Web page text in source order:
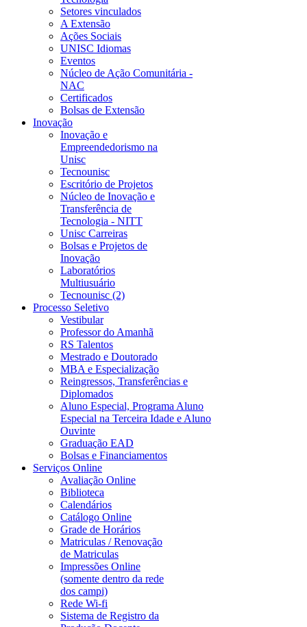
Setores vinculados
A Extensão
Ações Sociais
UNISC Idiomas
Eventos
Núcleo de Ação Comunitária -
NAC
Certificados
Bolsas de Extensão
Inovação
Inovação e
Empreendedorismo na
Unisc
Tecnounisc
Escritório de Projetos
Núcleo de Inovação e
Transferência de
Tecnologia - NITT
Unisc Carreiras
Bolsas e Projetos de
Inovação
Laboratórios
Multiusuário
Tecnounisc (2)
Processo Seletivo
Vestibular
Professor do Amanhã
RS Talentos
Mestrado e Doutorado
MBA e Especialização
Reingressos, Transferências e
Diplomados
Aluno Especial, Programa Aluno
Especial na Terceira Idade e Aluno
Ouvinte
Graduação EAD
Bolsas e Financiamentos
Serviços Online
Avaliação Online
Biblioteca
Calendários
Catálogo Online
Grade de Horários
Matriculas / Renovação
de Matriculas
Impressões Online
(somente dentro da rede
dos campi)
Rede Wi-fi
Sistema de Registro da